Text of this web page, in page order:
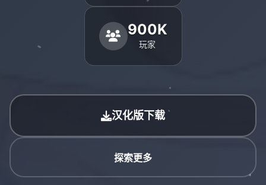
900K
玩家
汉化版下载
探索更多